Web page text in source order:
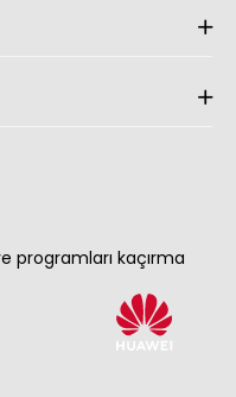
programları kaçırma